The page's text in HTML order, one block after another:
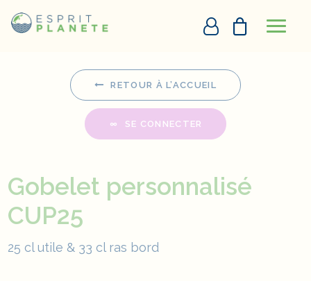
PERSONNALISATION EN LIGNE
DEMANDE D’APPEL
Accueil Gobelet Personnalisé CUP25
RETOUR À L’ACCUEIL
SE CONNECTER
Gobelet personnalisé
CUP25
25 cl utile & 33 cl ras bord